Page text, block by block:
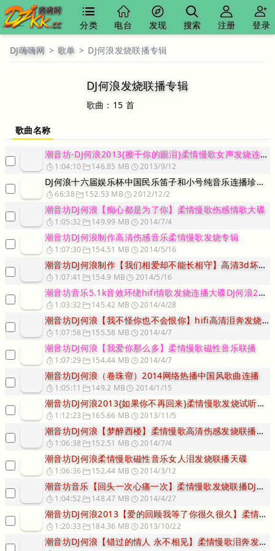
分类 电台 发现 搜索 注册 登录
DJ嗨嗨网 > 歌单 > DJ何浪发烧联播专辑
DJ何浪发烧联播专辑
歌曲：15 首
歌曲名称
潮音坊-DJ何浪2013{擦干你的眼泪}柔情慢歌女声发烧连播版
1:04:10 146.85 MB 2013/9/12
DJ何浪十六届娱乐杯中国民乐笛子和小号纯音乐连播珍藏版
66:38 152.53 MB 2012/12/2
潮音坊DJ何浪【痴心都是为了你】柔情慢歌伤感情歌大碟
1:05:32 149.99 MB 2014/7/4
潮音坊DJ何浪制作高清伤感音乐柔情慢歌发烧专辑
1:07:30 154.51 MB 2014/5/16
潮音坊DJ何浪制作【我们相爱却不能长相守】高清3d坏饶发烧专辑
1:07:41 154.9 MB 2014/5/16
潮音坊音乐5.1k音效环绕hifi情歌发烧连播大碟DJ何浪2014
1:03:32 145.42 MB 2014/4/28
潮音坊DJ何浪【我不怪你也不会恨你】hifi高清泪奔发烧专辑
1:07:58 155.58 MB 2014/4/7
潮音坊DJ何浪【我爱你那么多】柔情慢歌磁性音乐联播
1:07:29 154.44 MB 2014/4/7
潮音坊DJ何浪（卷珠帘）2014网络热播中国风歌曲连播
1:05:11 149.2 MB 2014/1/15
潮音坊DJ何浪2013{如果你不再回来}柔情慢歌发烧试听音乐
1:12:23 165.66 MB 2013/11/5
潮音坊DJ何浪【梦醉西楼】柔情慢歌高清伤感发烧联播大碟
1:06:38 152.51 MB 2014/7/4
潮音坊DJ何浪柔情慢歌磁性音乐女人泪发烧联播天碟
1:06:36 152.44 MB 2014/3/12
潮音坊音乐【回头一次心痛一次】柔情慢歌发烧联播DJ何浪2014xi
1:04:52 148.47 MB 2014/4/27
潮音坊DJ何浪2013【爱的回顾我等了你很久很久】柔情慢歌连连播
1:20:33 184.36 MB 2013/10/22
潮音坊DJ何浪【错过的情人 永不相见】柔情慢歌泪奔发烧联播专辑